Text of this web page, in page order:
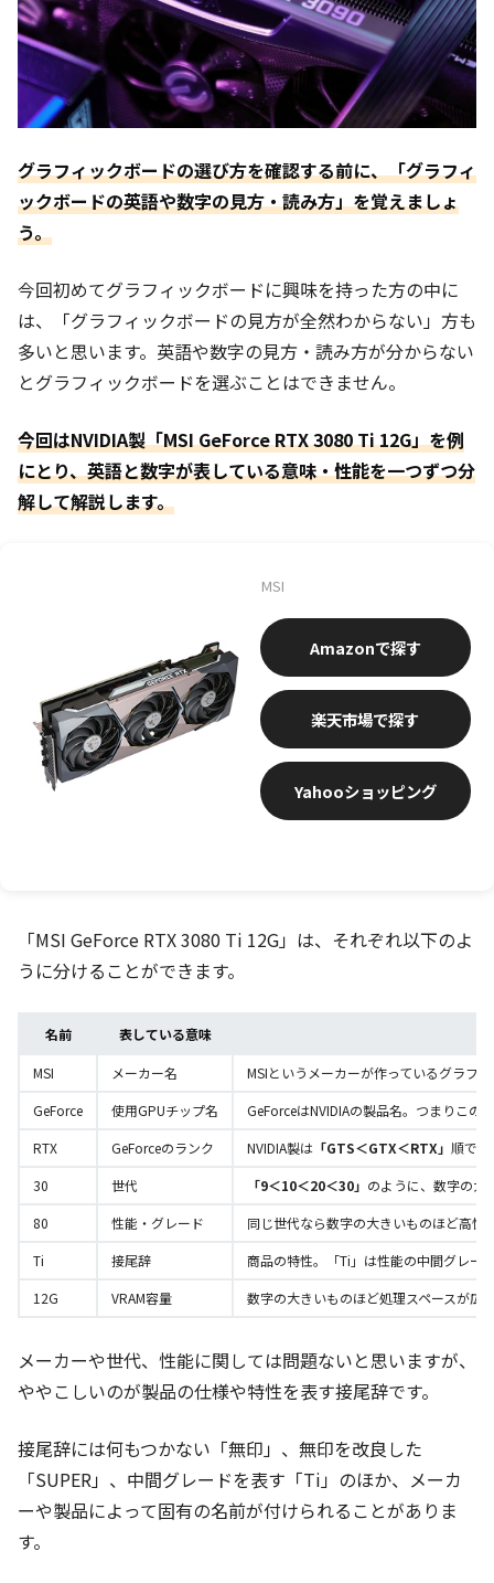
グラフィックボードの選び方を確認する前に、「グラフィ
ックボードの英語や数字の見方・読み方」を覚えましょ
う。
今回初めてグラフィックボードに興味を持った方の中に
は、「グラフィックボードの見方が全然わからない」方も
多いと思います。英語や数字の見方・読み方が分からない
とグラフィックボードを選ぶことはできません。
今回はNVIDIA製「MSI GeForce RTX 3080 Ti 12G」を例
にとり、英語と数字が表している意味・性能を一つずつ分
解して解説します。
MSI
楽天市場
Amazon
Yahooショッピング
「MSI GeForce RTX 3080 Ti 12G」は、それぞれ以下のよ
うに分けることができます。
名前 表している意味
MSI メーカー名
MSIというメーカーが作っているグラフ
GeForce
使用GPUチップ名
GeForceはNVIDIAの製品名。つまりこの
RTX
GeForceのランク NVIDIA製は 「GTS＜GTX＜RTX」 順で高
30
世代 「9＜10＜20＜30」 のように、数字の大
80
性能・グレード
同じ世代なら数字の大きいものほど高性
Ti
接尾辞
商品の特性。「Ti」は性能の中間グレー
12G
VRAM容量 数字の大きいものほど処理スペースが広
メーカーや世代、性能に関しては問題ないと思いますが、
ややこしいのが製品の仕様や特性を表す接尾辞です。
接尾辞には何もつかない「無印」、無印を改良した
「SUPER」、中間グレードを表す「Ti」のほか、メーカ
ーや製品によって固有の名前が付けられることがありま
す。